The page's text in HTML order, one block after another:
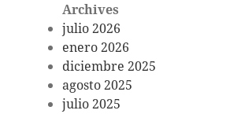
Archives
julio 2026
enero 2026
diciembre 2025
agosto 2025
julio 2025